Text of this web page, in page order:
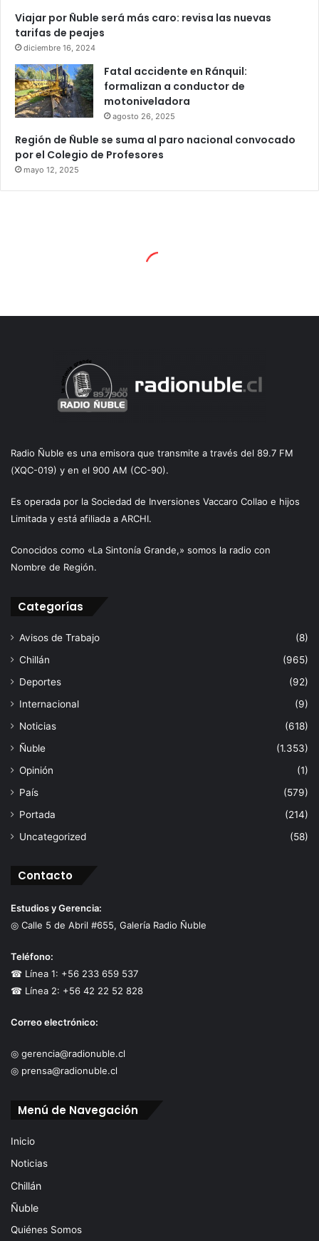
Viajar por Ñuble será más caro: revisa las nuevas
tarifas de peajes
diciembre 16, 2024
Fatal accidente en Ránquil:
formalizan a conductor de
motoniveladora
agosto 26, 2025
Región de Ñuble se suma al paro nacional convocado
por el Colegio de Profesores
mayo 12, 2025
Radio Ñuble es una emisora que transmite a través del 89.7 FM
(XQC-019) y en el 900 AM (CC-90).
Es operada por la Sociedad de Inversiones Vaccaro Collao e hijos
Limitada y está afiliada a ARCHI.
Conocidos como «La Sintonía Grande,» somos la radio con
Nombre de Región.
Categorías
Avisos de Trabajo
(8)
Chillán
(965)
Deportes
(92)
Internacional
(9)
Noticias
(618)
Ñuble
(1.353)
Opinión
(1)
País
(579)
Portada
(214)
Uncategorized
(58)
Contacto
Estudios y Gerencia:
◎ Calle 5 de Abril #655, Galería Radio Ñuble
Teléfono:
☎ Línea 1: +56 233 659 537
☎ Línea 2: +56 42 22 52 828
Correo electrónico:
◎ gerencia@radionuble.cl
◎ prensa@radionuble.cl
Menú de Navegación
Inicio
Noticias
Chillán
Ñuble
Quiénes Somos